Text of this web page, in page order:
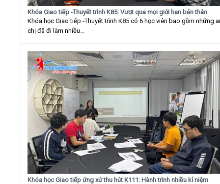
Khóa Giao tiếp -Thuyết trình K85: Vượt qua mọi giới hạn bản thân
Khóa học Giao tiếp -Thuyết trình K85 có 6 học viên bao gồm những
chị đã đi làm nhiều...
Khóa học Giao tiếp ứng xử thu hút K111: Hành trình nhiều kỉ niệm